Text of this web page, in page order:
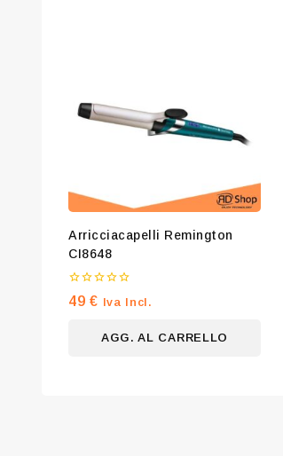
Arricciacapelli Remington
CI8648
0
su
49€ Iva Incl.
AGG. AL CARRELLO